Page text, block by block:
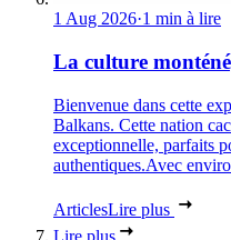
1 Aug 2026·1 min à lire
La culture
Bienvenue dans cette
Balkans. Cette nation
exceptionnelle, parfaits
authentiques.Avec
ArticlesLire plus
Lire plus